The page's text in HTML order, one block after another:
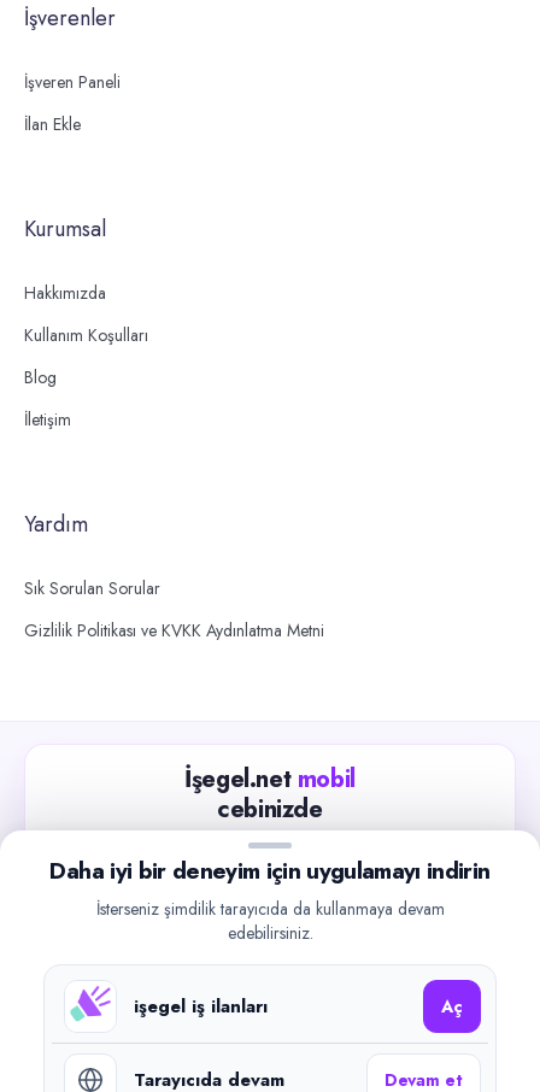
İşverenler
İşveren Paneli
İlan Ekle
Kurumsal
Hakkımızda
Kullanım Koşulları
Blog
İletişim
Yardım
Sık Sorulan Sorular
Gizlilik Politikası ve KVKK Aydınlatma Metni
İşegel.net mobil
cebinizde
Güncel iş ilanlarını takip edin, işverenlerle hızlıca
iletişime geçin.
Google Play
©2026işegel.net. Tüm hakları saklıdır.
Daha iyi bir deneyim için uygulamayı indirin
İsterseniz şimdilik tarayıcıda da kullanmaya devam
edebilirsiniz.
işegel iş ilanları Aç
Tarayıcıda devam Devam et